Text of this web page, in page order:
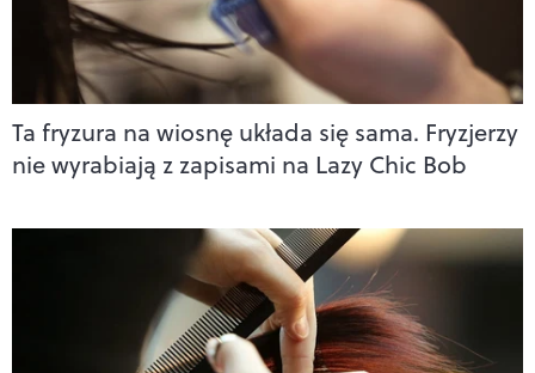
Ta fryzura na wiosnę układa się sama. Fryzjerzy
nie wyrabiają z zapisami na Lazy Chic Bob